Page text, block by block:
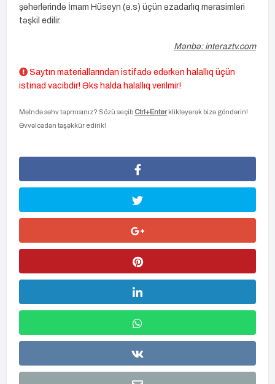
şəhərlərində İmam Hüseyn (ə.s) üçün əzadarlıq mərasimləri
təşkil edilir.
Mənbə: interaztv.com
Saytın materiallarından istifadə edərkən halallıq üçün
istinad vacibdir! Əks halda halallıq verilmir!
Mətndə səhv tapmısınız? Sözü seçib Ctrl+Enter klikləyərək bizə göndərin!
Əvvəlcədən təşəkkür edirik!